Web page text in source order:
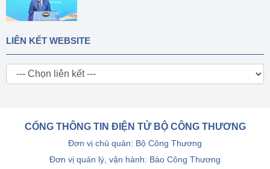
LIÊN KẾT WEBSITE
CỔNG THÔNG TIN ĐIỆN TỬ BỘ CÔNG THƯƠNG
Đơn vị chủ quản: Bộ Công Thương
Đơn vị quản lý, vận hành: Báo Công Thương